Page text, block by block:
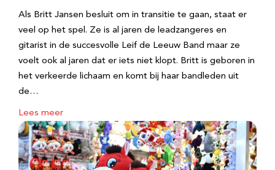
Als Britt Jansen besluit om in transitie te gaan, staat er
veel op het spel. Ze is al jaren de leadzangeres en
gitarist in de succesvolle Leif de Leeuw Band maar ze
voelt ook al jaren dat er iets niet klopt. Britt is geboren in
het verkeerde lichaam en komt bij haar bandleden uit
de…
Lees meer